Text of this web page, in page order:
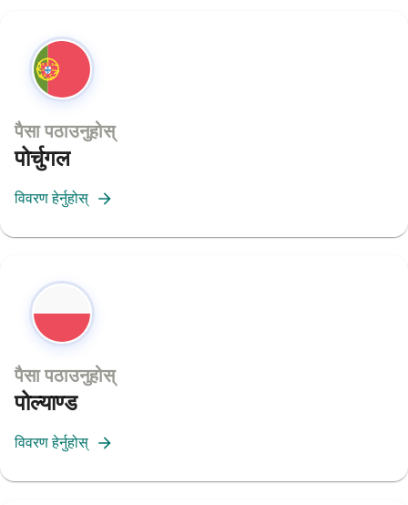
पैसा पठाउनुहोस्
पोर्चुगल
विवरण हेर्नुहोस्
पैसा पठाउनुहोस्
पोल्याण्ड
विवरण हेर्नुहोस्